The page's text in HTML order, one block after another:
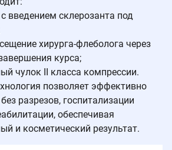
введением склерозанта под
хирурга-флеболога через
курса;
чулок II класса компрессии.
позволяет эффективно
разрезов, госпитализации
обеспечивая
и косметический результат.